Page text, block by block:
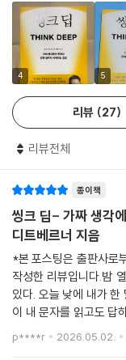
씽킹은 개인의 내면을
“깊게 생각할수록 더욱
6단계 철학 여정으로
총 6부로 구성된 『씽크
각 과잉이란 무엇인지,
한다. 2부에서는 알고리
어의 함정, 소비를 통한
헤친다.
3부에서는 사랑의 환상,
없는 판사’ 앞에서 어떻
한다. 4부에서는 개인의
왜 위험하고, 어떻게 해
4 5
리뷰 27
리뷰전체
종이책
씽크 딥- 가짜 생각
디트베르너 지음
*본 포스팅은 출판사로
작성한 리뷰입니다.밤
있다. 오늘 낮에 내가
이 내 문자를 읽고도 답
회의에서 상사가 내
지금보다 나아져 있을까
p****r 2026.05.02.